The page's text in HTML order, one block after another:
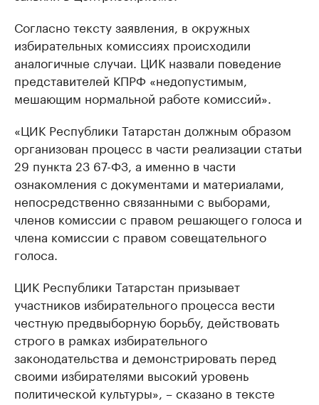
Согласно тексту заявления, в окружных
избирательных комиссиях происходили
аналогичные случаи. ЦИК назвали поведение
представителей КПРФ «недопустимым,
мешающим нормальной работе комиссий».
«ЦИК Республики Татарстан должным образом
организован процесс в части реализации статьи
29 пункта 23 67-ФЗ, а именно в части
ознакомления с документами и материалами,
непосредственно связанными с выборами,
членов комиссии с правом решающего голоса и
члена комиссии с правом совещательного
голоса.
ЦИК Республики Татарстан призывает
участников избирательного процесса вести
честную предвыборную борьбу, действовать
строго в рамках избирательного
законодательства и демонстрировать перед
своими избирателями высокий уровень
политической культуры», – сказано в тексте